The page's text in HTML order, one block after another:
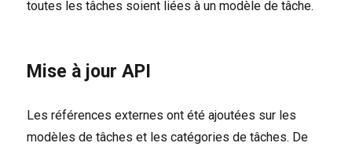
toutes les tâches soient liées à un modèle de tâche.
Mise à jour API
Les références externes ont été ajoutées sur les
modèles de tâches et les catégories de tâches. De